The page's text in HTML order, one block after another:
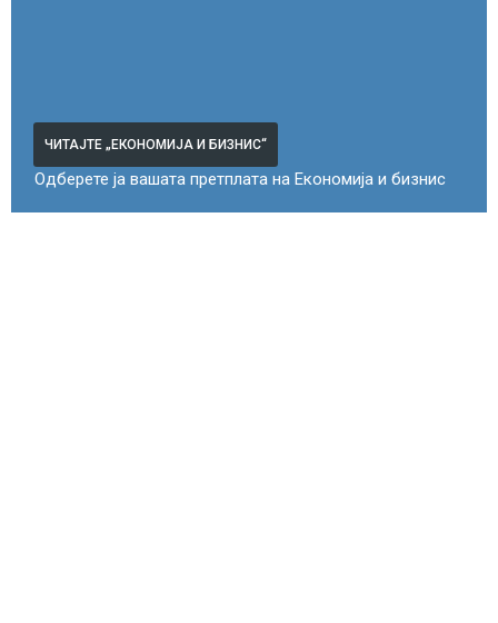
ЧИТАЈТЕ „ЕКОНОМИЈА И БИЗНИС“
Одберете ја вашата претплата на Економија и бизнис